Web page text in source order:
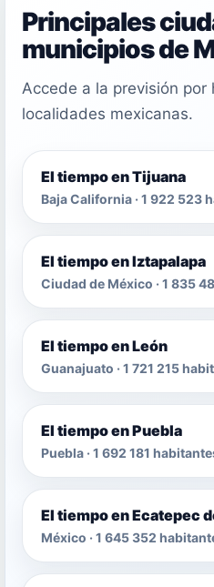
Principales
municipios de
Accede a la previsión por
localidades mexicanas.
El tiempo en Tijuana
Baja California · 1 922 523
El tiempo en Iztapalapa
Ciudad de México · 1 835
El tiempo en León
Guanajuato · 1 721 215
El tiempo en Puebla
Puebla · 1 692 181
El tiempo en Ecatepec
México · 1 645 352